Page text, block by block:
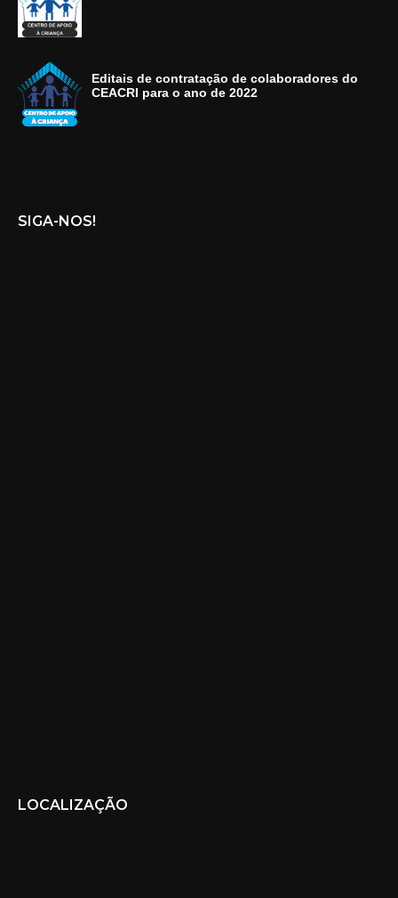
Editais de contratação de colaboradores do
CEACRI para o ano de 2022
SIGA-NOS!
LOCALIZAÇÃO